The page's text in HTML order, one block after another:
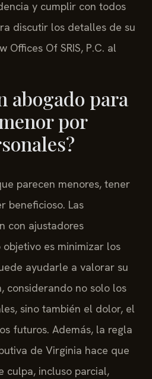
y cumplir con todos
discutir los detalles de su
Offices Of SRIS, P.C. al
abogado para
por
parecen menores, tener
beneficioso. Las
con ajustadores
es minimizar los
ayudarle a valorar su
considerando no solo los
sino también el dolor, el
futuros. Además, la regla
de Virginia hace que
culpa, incluso parcial,